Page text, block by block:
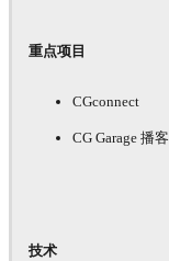
重点项目
CGconnect
CG Garage 播客
技术